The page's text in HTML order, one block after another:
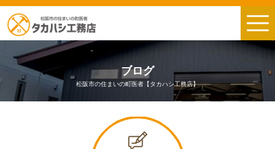
ブログ
松阪市の住まいの町医者【タカハシ工務店】